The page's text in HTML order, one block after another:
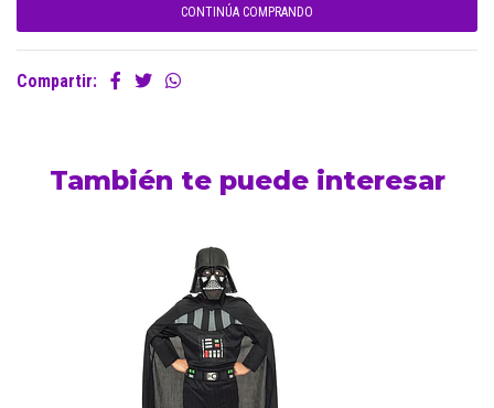
CONTINÚA COMPRANDO
Compartir:
También te puede interesar